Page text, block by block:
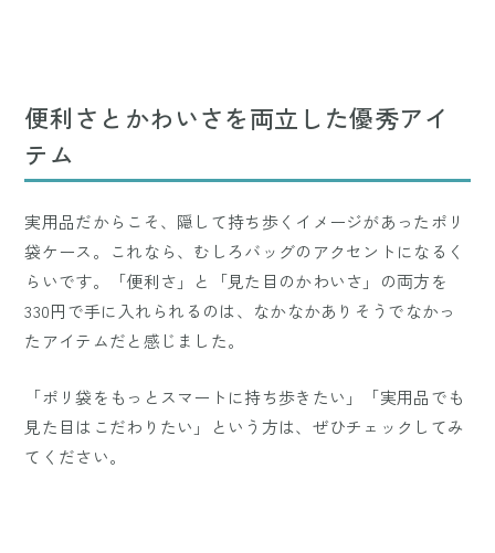
便利さとかわいさを両立した優秀アイ
テム
実用品だからこそ、隠して持ち歩くイメージがあったポリ
袋ケース。これなら、むしろバッグのアクセントになるく
らいです。「便利さ」と「見た目のかわいさ」の両方を
330円で手に入れられるのは、なかなかありそうでなかっ
たアイテムだと感じました。
「ポリ袋をもっとスマートに持ち歩きたい」「実用品でも
見た目はこだわりたい」という方は、ぜひチェックしてみ
てください。